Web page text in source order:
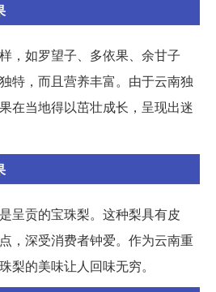
，如罗望子、多依果、余甘子
特，而且营养丰富。由于云南独
在当地得以茁壮成长，呈现出迷
呈贡的宝珠梨。这种梨具有皮
，深受消费者钟爱。作为云南重
梨的美味让人回味无穷。